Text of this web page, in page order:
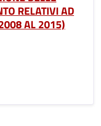
RELATIVI AD
AL 2015)